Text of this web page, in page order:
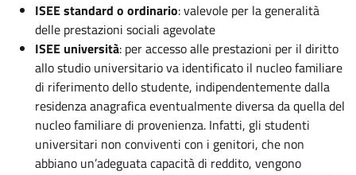
ISEE standard o ordinario: valevole per la generalità
delle prestazioni sociali agevolate
ISEE università: per accesso alle prestazioni per il diritto
allo studio universitario va identificato il nucleo familiare
di riferimento dello studente, indipendentemente dalla
residenza anagrafica eventualmente diversa da quella del
nucleo familiare di provenienza. Infatti, gli studenti
universitari non conviventi con i genitori, che non
abbiano un’adeguata capacità di reddito, vengono